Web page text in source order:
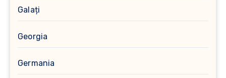
Galați
Georgia
Germania